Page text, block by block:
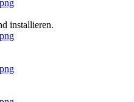
installieren.